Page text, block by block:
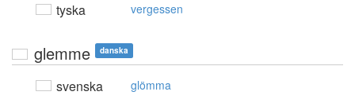
tyska vergessen
glemme danska
svenska glömma